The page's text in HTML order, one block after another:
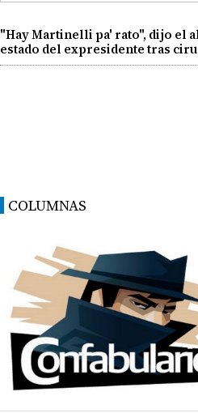
"Hay Martinelli pa' rato", dijo el
estado del expresidente tras
COLUMNAS